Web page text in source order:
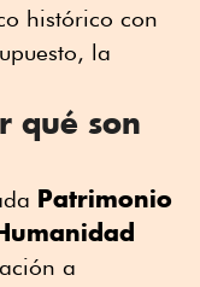
histórico con
la
qué son
Patrimonio
a